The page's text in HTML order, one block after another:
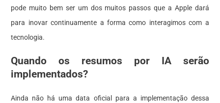
pode muito bem ser um dos muitos passos que a Apple dará
para inovar continuamente a forma como interagimos com a
tecnologia.
Quando os resumos por IA serão
implementados?
Ainda não há uma data oficial para a implementação dessa